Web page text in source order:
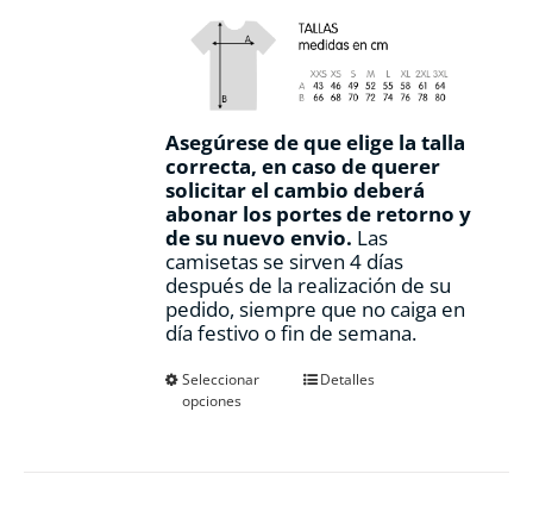
Asegúrese de que elige la talla
correcta, en caso de querer
solicitar el cambio deberá
abonar los portes de retorno y
de su nuevo envio. Las
camisetas se sirven 4 días
después de la realización de su
pedido, siempre que no caiga en
día festivo o fin de semana.
Seleccionar
opciones
EsteDetalles